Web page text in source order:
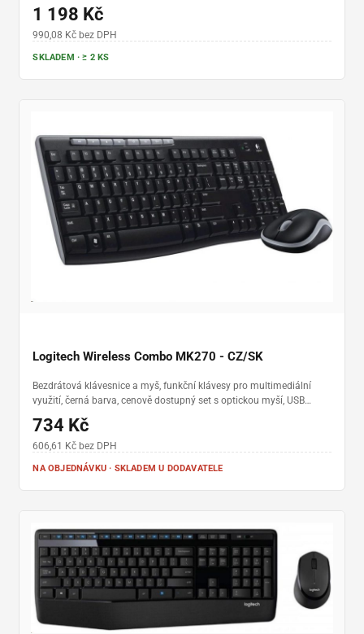
blokem a opěrkou dlaní • obouruční optická myš s rozlišením 1000
DPI • dosah až 10 m • výdrž baterií až 36 měsíců (klávesnice) a 18
měsíců (myš)
1 198 Kč
990,08 Kč bez DPH
SKLADEM · ≥ 2 KS
Logitech Wireless Combo MK270 - CZ/SK
Bezdrátová klávesnice a myš, funkční klávesy pro multimediální
využití, černá barva, cenově dostupný set s optickou myší, USB
vysílač a příjmač
734 Kč
606,61 Kč bez DPH
NA OBJEDNÁVKU · SKLADEM U DODAVATELE